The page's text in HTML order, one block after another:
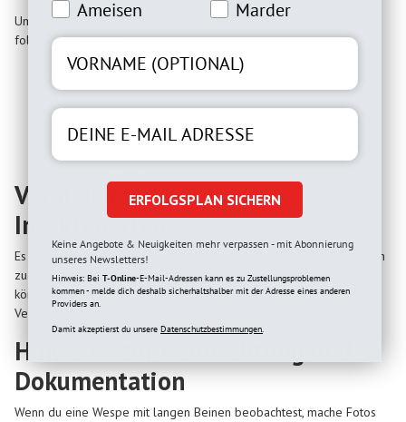
Um die Wespe mit langen Beinen zu identifizieren, achte auf
folgende Merkmale:
Langer, schlanker Körper
Auffällige schwarz-gelbe Färbung
Besonders lange Beine, die beim Fliegen
herunterhängen
Große Flügelspannweite
Vergleich mit ähnlichen
Insektenarten
Es ist leicht, die Wespe mit langen Beinen mit anderen Insektenarten
zu verwechseln. Weberknechtspinnen und einige Fliegenarten
können ähnlich aussehen, haben aber unterschiedliche
Verhaltensweisen und Lebensräume.
Hinweise zur Beobachtung und
Dokumentation
Wenn du eine Wespe mit langen Beinen beobachtest, mache Fotos
Ameiseninteresse
Ameisen Marderinteresse
Marder
ERFOLGSPLAN SICHERN
Keine Angebote & Neuigkeiten mehr verpassen - mit Abonnierung
unseres Newsletters!
Hinweis: Bei T-Online-E-Mail-Adressen kann es zu Zustellungsproblemen
kommen - melde dich deshalb sicherhaltshalber mit der Adresse eines anderen
Providers an.
Damit akzeptierst du unsere Datenschutzbestimmungen.